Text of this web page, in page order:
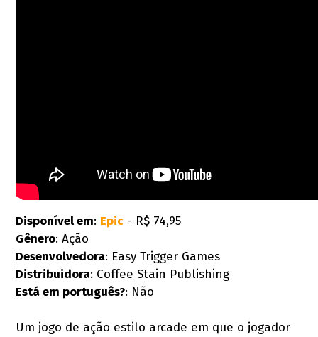
Disponível em: Epic - R$ 74,95
Gênero: Ação
Desenvolvedora: Easy Trigger Games
Distribuidora: Coffee Stain Publishing
Está em português?: Não
Um jogo de ação estilo arcade em que o jogador